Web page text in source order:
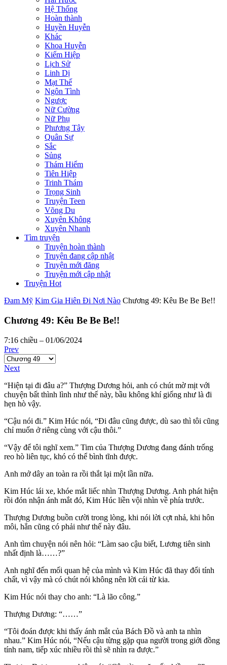
Hệ Thống
Hoàn thành
Huyền Huyễn
Khác
Khoa Huyễn
Kiếm Hiệp
Lịch Sử
Linh Dị
Mạt Thế
Ngôn Tình
Ngược
Nữ Cường
Nữ Phụ
Phương Tây
Quân Sự
Sắc
Sủng
Thám Hiểm
Tiên Hiệp
Trinh Thám
Trọng Sinh
Truyện Teen
Võng Du
Xuyên Không
Xuyên Nhanh
Tìm truyện
Truyện hoàn thành
Truyện đang cập nhật
Truyện mới đăng
Truyện mới cập nhật
Truyện Hot
Đam Mỹ Kim Gia Hiên Đi Nơi Nào Chương 49: Kêu Be Be Be!!
Chương 49: Kêu Be Be Be!!
7:16 chiều – 01/06/2024
Prev
Next
“Hiện tại đi đâu a?” Thượng Dương hỏi, anh có chút mờ mịt với
chuyện bất thình lình như thế này, bầu không khí giống như là đi
hẹn hò vậy.
“Cậu nói đi.” Kim Húc nói, “Đi đâu cũng được, dù sao thì tôi cũng
chỉ muốn ở riêng cùng với cậu thôi.”
“Vậy để tôi nghĩ xem.” Tim của Thượng Dương đang đánh trống
reo hò liên tục, khó có thể bình tĩnh được.
Anh mở dây an toàn ra rồi thắt lại một lần nữa.
Kim Húc lái xe, khóe mắt liếc nhìn Thượng Dương. Anh phát hiện
rồi đón nhận ánh mắt đó, Kim Húc liền vội nhìn về phía trước.
Thượng Dương buồn cười trong lòng, khi nói lời cợt nhả, khi hôn
môi, hắn cũng có phải như thế này đâu.
Anh tìm chuyện nói nên hỏi: “Làm sao cậu biết, Lương tiên sinh
nhất định là……?”
Anh nghĩ đến mối quan hệ của mình và Kim Húc đã thay đổi tính
chất, vì vậy mà có chút nói không nên lời cái từ kia.
Kim Húc nói thay cho anh: “Là lão công.”
Thượng Dương: “……”
“Tôi đoán được khi thấy ánh mắt của Bách Đồ và anh ta nhìn
nhau.” Kim Húc nói, “Nếu cậu từng gặp qua người trong giới đồng
tính nam, tiếp xúc nhiều rồi thì sẽ nhìn ra được.”